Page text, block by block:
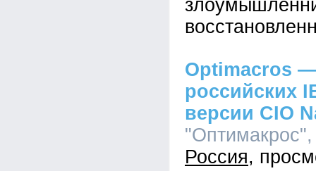
Optimacros —
российских
версии CIO
Россия